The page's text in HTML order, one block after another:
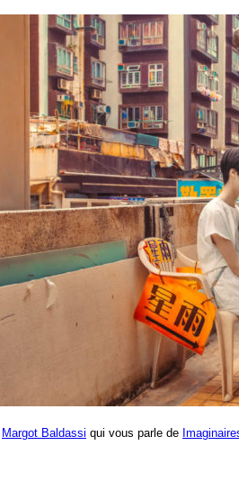
Margot Baldassi qui vous parle de